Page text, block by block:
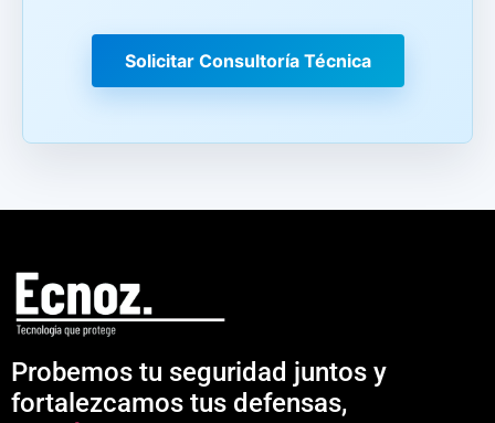
Solicitar Consultoría Técnica
Probemos tu seguridad juntos y
fortalezcamos tus defensas,